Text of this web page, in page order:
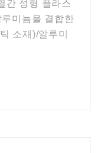
간 성형 플라스
미늄을 결합한
소재)/알루미